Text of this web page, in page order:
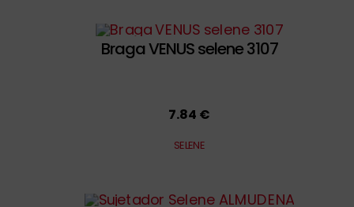
Braga VENUS selene 3107
7.84 €
SELENE